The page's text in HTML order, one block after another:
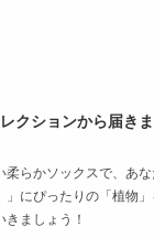
クションから届きま
らかソックスで、あな
」にぴったりの「植物
ましょう！